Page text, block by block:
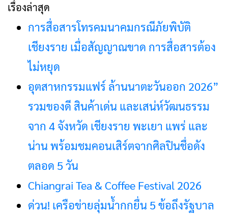
เรื่องล่าสุด
การสื่อสารโทรคมนาคมกรณีภัยพิบัติ
เชียงราย เมื่อสัญญาณขาด การสื่อสารต้อง
ไม่หยุด
อุตสาหกรรมแฟร์ ล้านนาตะวันออก 2026”
รวมของดี สินค้าเด่น และเสน่ห์วัฒนธรรม
จาก 4 จังหวัด เชียงราย พะเยา แพร่ และ
น่าน พร้อมชมคอนเสิร์ตจากศิลปินชื่อดัง
ตลอด 5 วัน
Chiangrai Tea & Coffee Festival 2026
ด่วน! เครือข่ายลุ่มน้ำกกยื่น 5 ข้อถึงรัฐบาล